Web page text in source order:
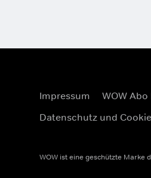
Impressum WOW
Datenschutz und
WOW ist eine geschützte Marke